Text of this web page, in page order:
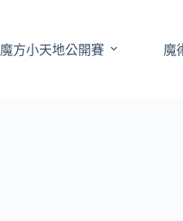
魔方小天地公開賽 魔